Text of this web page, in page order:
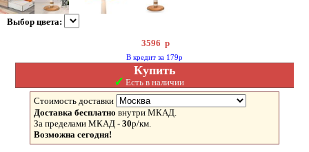
Выбор цвета:
3596 р
В кредит за 179р
Купить
✓ Есть в наличии
Стоимость доставки
Доставка бесплатно внутри МКАД.
За пределами МКАД - 30р/км.
Возможна сегодня!